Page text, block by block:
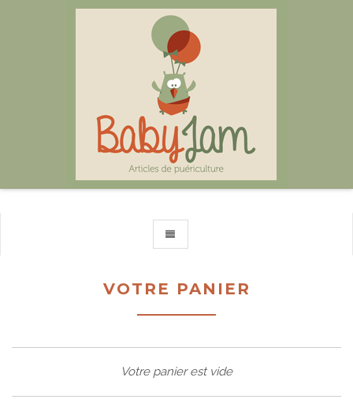
VOTRE PANIER
Votre panier est vide